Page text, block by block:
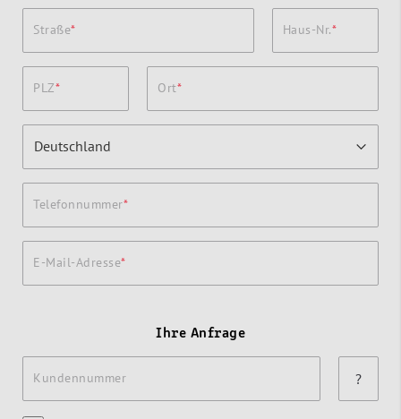
Straße Haus-Nr.
PLZ Ort
Telefonnummer
E-Mail-Adresse
Ihre Anfrage
Kundennummer ?